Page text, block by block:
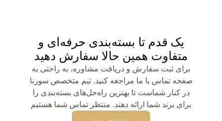
یک قدم تا بسته‌بندی حرفه‌ای و
متفاوت همین حالا سفارش دهید
برای ثبت سفارش و دریافت مشاوره، به راحتی به
صفحه تماس با ما مراجعه کنید. تیم متخصص سورنا
در کنار شماست تا بهترین راه‌حل‌های بسته‌بندی را
برای برند شما ارائه دهند. منتظر تماس شما هستیم